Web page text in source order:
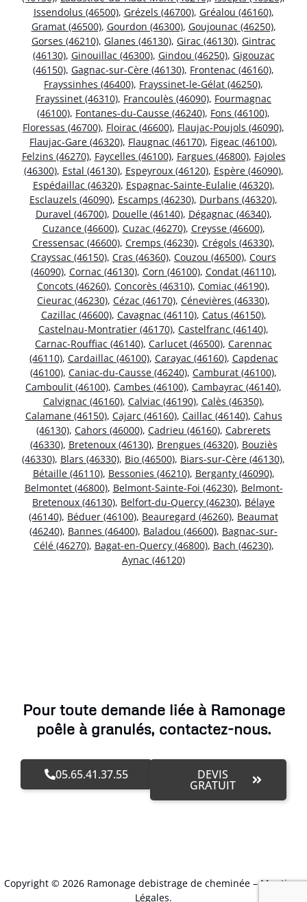
Issendolus (46500), Grézels (46700), Gréalou (46160),
Gramat (46500), Gourdon (46300), Goujounac (46250),
Gorses (46210), Glanes (46130), Girac (46130), Gintrac
(46130), Ginouillac (46300), Gindou (46250), Gigouzac
(46150), Gagnac-sur-Cère (46130), Frontenac (46160),
Frayssinhes (46400), Frayssinet-le-Gélat (46250),
Frayssinet (46310), Francoulès (46090), Fourmagnac
(46100), Fontanes-du-Causse (46240), Fons (46100),
Floressas (46700), Floirac (46600), Flaujac-Poujols (46090),
Flaujac-Gare (46320), Flaugnac (46170), Figeac (46100),
Felzins (46270), Faycelles (46100), Fargues (46800), Fajoles
(46300), Estal (46130), Espeyroux (46120), Espère (46090),
Espédaillac (46320), Espagnac-Sainte-Eulalie (46320),
Esclauzels (46090), Escamps (46230), Durbans (46320),
Duravel (46700), Douelle (46140), Dégagnac (46340),
Cuzance (46600), Cuzac (46270), Creysse (46600),
Cressensac (46600), Cremps (46230), Crégols (46330),
Crayssac (46150), Cras (46360), Couzou (46500), Cours
(46090), Cornac (46130), Corn (46100), Condat (46110),
Concots (46260), Concorès (46310), Comiac (46190),
Cieurac (46230), Cézac (46170), Cénevières (46330),
Cazillac (46600), Cavagnac (46110), Catus (46150),
Castelnau-Montratier (46170), Castelfranc (46140),
Carnac-Rouffiac (46140), Carlucet (46500), Carennac
(46110), Cardaillac (46100), Carayac (46160), Capdenac
(46100), Caniac-du-Causse (46240), Camburat (46100),
Camboulit (46100), Cambes (46100), Cambayrac (46140),
Calvignac (46160), Calviac (46190), Calès (46350),
Calamane (46150), Cajarc (46160), Caillac (46140), Cahus
(46130), Cahors (46000), Cadrieu (46160), Cabrerets
(46330), Bretenoux (46130), Brengues (46320), Bouziès
(46330), Blars (46330), Bio (46500), Biars-sur-Cère (46130),
Bétaille (46110), Bessonies (46210), Berganty (46090),
Belmontet (46800), Belmont-Sainte-Foi (46230), Belmont-
Bretenoux (46130), Belfort-du-Quercy (46230), Bélaye
(46140), Béduer (46100), Beauregard (46260), Beaumat
(46240), Bannes (46400), Baladou (46600), Bagnac-sur-
Célé (46270), Bagat-en-Quercy (46800), Bach (46230),
Aynac (46120)
Pour toute demande liée à Ramonage
poêle à granulés, contactez-nous.
05.65.41.37.55 DEVIS
GRATUIT
Copyright © 2026 Ramonage debistrage de cheminée –Mentions
Légales.